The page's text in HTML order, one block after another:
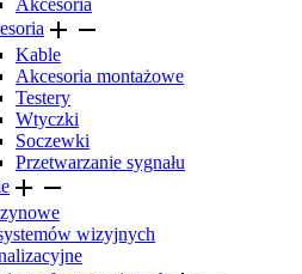
Akcesoria
 
Kable
Akcesoria montażowe
Testery
Wtyczki
Soczewki
Przetwarzanie sygnału
 
wizyjnych